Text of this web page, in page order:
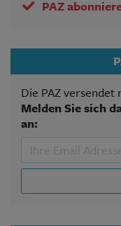
PAZ
Die PAZ
Melden Sie sich
an: